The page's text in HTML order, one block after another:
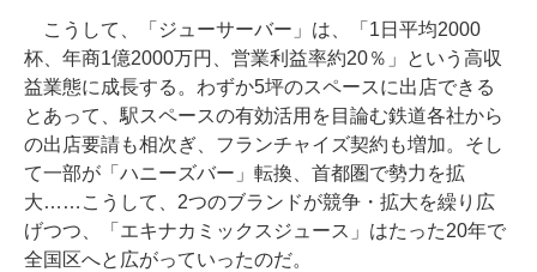
こうして、「ジューサーバー」は、「1日平均2000
杯、年商1億2000万円、営業利益率約20％」という高収
益業態に成長する。わずか5坪のスペースに出店できる
とあって、駅スペースの有効活用を目論む鉄道各社から
の出店要請も相次ぎ、フランチャイズ契約も増加。そし
て一部が「ハニーズバー」転換、首都圏で勢力を拡
大……こうして、2つのブランドが競争・拡大を繰り広
げつつ、「エキナカミックスジュース」はたった20年で
全国区へと広がっていったのだ。